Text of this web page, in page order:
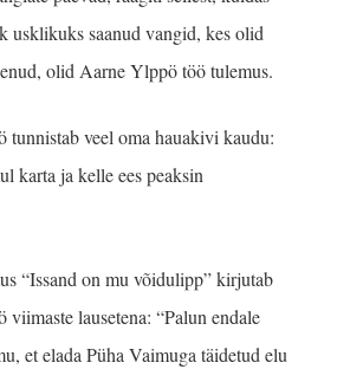
usklikuks saanud vangid, kes olid
olid Aarne Ylppö töö tulemus.
tunnistab veel oma hauakivi kaudu:
karta ja kelle ees peaksin
“Issand on mu võidulipp” kirjutab
viimaste lausetena: “Palun endale
et elada Püha Vaimuga täidetud elu